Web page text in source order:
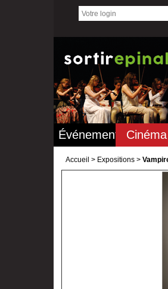
Événements Cinéma
Accueil > Expositions >